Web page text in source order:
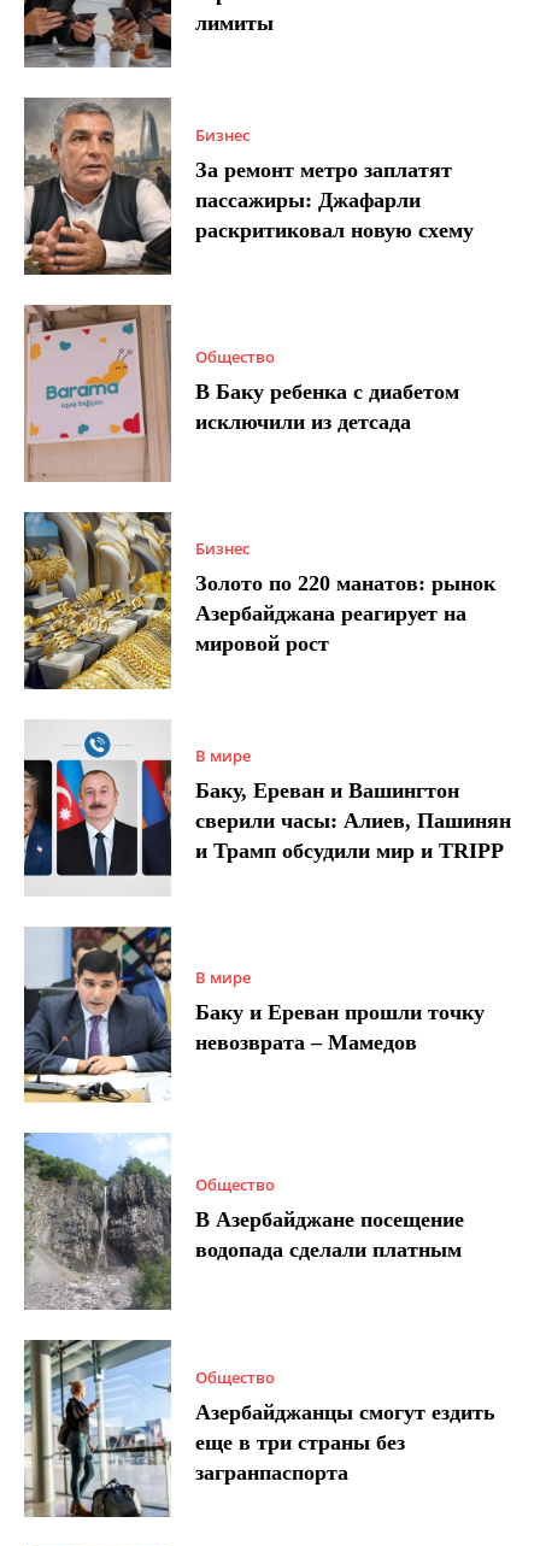
лимиты
Бизнес
За ремонт метро заплатят
пассажиры: Джафарли
раскритиковал новую схему
Общество
В Баку ребенка с диабетом
исключили из детсада
Бизнес
Золото по 220 манатов: рынок
Азербайджана реагирует на
мировой рост
В мире
Баку, Ереван и Вашингтон
сверили часы: Алиев, Пашинян
и Трамп обсудили мир и TRIPP
В мире
Баку и Ереван прошли точку
невозврата – Мамедов
Общество
В Азербайджане посещение
водопада сделали платным
Общество
Азербайджанцы смогут ездить
еще в три страны без
загранпаспорта